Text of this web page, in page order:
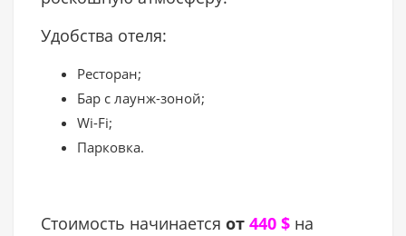
Удобства отеля:
Ресторан;
Бар с лаунж-зоной;
Wi-Fi;
Парковка.
Стоимость начинается от 440 $ на